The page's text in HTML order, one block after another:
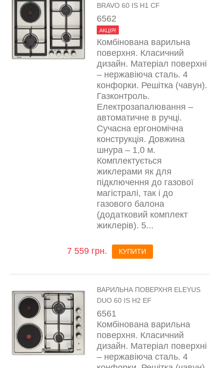
BRAVO 60 IS H1 CF
6562
АКЦІЯ!
Комбінована варильна
поверхня. Класичний
дизайн. Матеріал поверхні
– нержавіюча сталь. 4
конфорки. Решітка (чавун).
Газконтроль.
Електрозапалювання –
автоматичне в ручці.
Сучасна ергономічна
конструкція. Довжина
шнура – 1,0 м.
Комплектується
жиклерами як для
підключення до газової
магістралі, так і до
газового балона
(додатковий комплект
жиклерів). 5...
7 559 грн. КУПИТИ
ВАРИЛЬНА ПОВЕРХНЯ ELEYUS
DUO 60 IS H2 EF
6561
Комбінована варильна
поверхня. Класичний
дизайн. Матеріал поверхні
– нержавіюча сталь. 4